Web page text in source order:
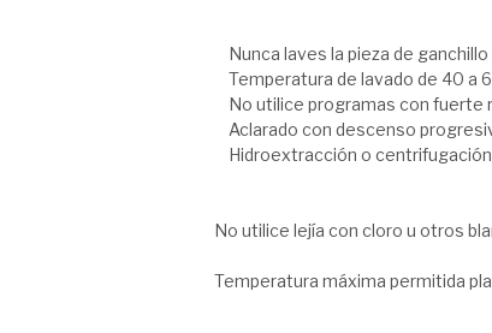
Nunca laves la pieza de ganchillo
Temperatura de lavado de 40 a
No utilice programas con fuerte
Aclarado con descenso
Hidroextracción o centrifugación
No utilice lejía con cloro u otros
Temperatura máxima permitida